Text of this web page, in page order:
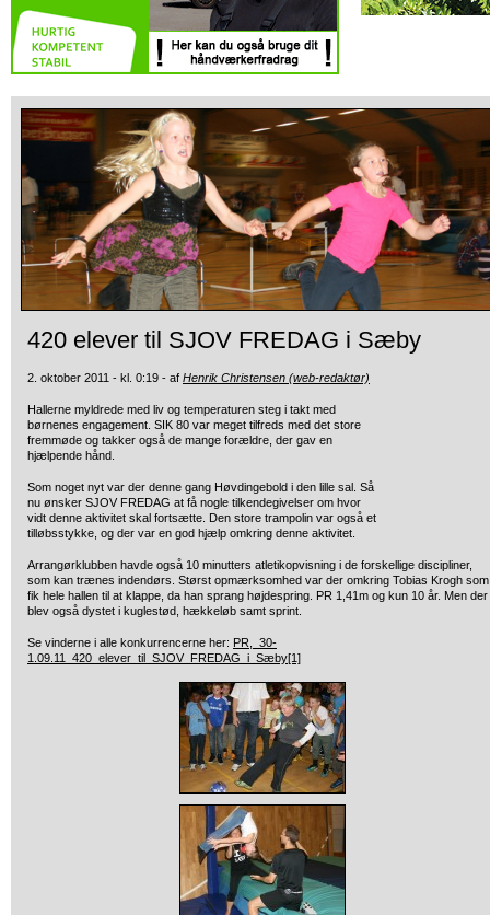
420 elever til SJOV FREDAG i Sæby
2. oktober 2011 - kl. 0:19 - af Henrik Christensen (web-redaktør)
Hallerne myldrede med liv og temperaturen steg i takt med
børnenes engagement. SIK 80 var meget tilfreds med det store
fremmøde og takker også de mange forældre, der gav en
hjælpende hånd.
Som noget nyt var der denne gang Høvdingebold i den lille sal. Så
nu ønsker SJOV FREDAG at få nogle tilkendegivelser om hvor
vidt denne aktivitet skal fortsætte. Den store trampolin var også et
tilløbsstykke, og der var en god hjælp omkring denne aktivitet.
Arrangørklubben havde også 10 minutters atletikopvisning i de forskellige discipliner,
som kan trænes indendørs. Størst opmærksomhed var der omkring Tobias Krogh som
fik hele hallen til at klappe, da han sprang højdespring. PR 1,41m og kun 10 år. Men der
blev også dystet i kuglestød, hækkeløb samt sprint.
Se vinderne i alle konkurrencerne her: PR,_30-
1.09.11_420_elever_til_SJOV_FREDAG_i_Sæby[1]